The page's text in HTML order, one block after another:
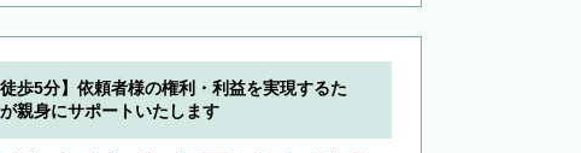
徒歩5分】依頼者様の権利・利益を実現するた
親身にサポートいたします